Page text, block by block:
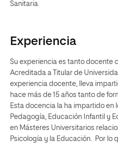
Sanitaria.
Experiencia
Su experiencia es tanto docente
Acreditada a Titular de
experiencia docente, lleva
hace más de 15 años tanto de
Esta docencia la ha impartido en
Pedagogía, Educación Infantil y
en Másteres Universitarios
Psicología y la Educación. Por lo